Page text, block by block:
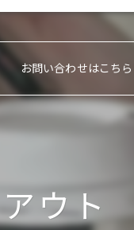
お問い合わせはこちら
ウト